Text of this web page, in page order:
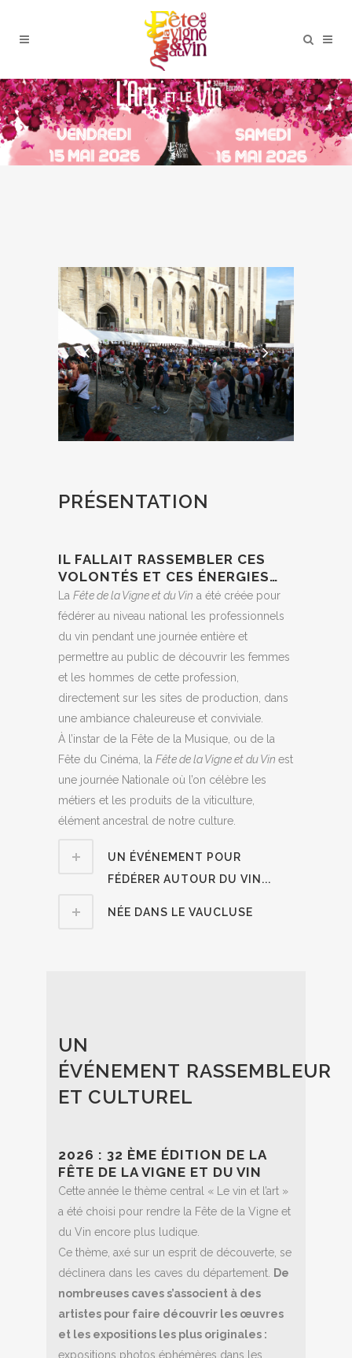
PRÉSENTATION
IL FALLAIT RASSEMBLER CES
VOLONTÉS ET CES ÉNERGIES…
La Fête de la Vigne et du Vin a été créée pour
fédérer au niveau national les professionnels
du vin pendant une journée entière et
permettre au public de découvrir les femmes
et les hommes de cette profession,
directement sur les sites de production, dans
une ambiance chaleureuse et conviviale.
À l’instar de la Fête de la Musique, ou de la
Fête du Cinéma, la Fête de la Vigne et du Vin est
une journée Nationale où l’on célèbre les
métiers et les produits de la viticulture,
élément ancestral de notre culture.
UN ÉVÉNEMENT POUR
FÉDÉRER AUTOUR DU VIN...
NÉE DANS LE VAUCLUSE
UN
ÉVÉNEMENT RASSEMBLEUR
ET CULTUREL
2026 : 32 ÈME ÉDITION DE LA
FÊTE DE LA VIGNE ET DU VIN
Cette année le thème central « Le vin et l’art »
a été choisi pour rendre la Fête de la Vigne et
du Vin encore plus ludique.
Ce thème, axé sur un esprit de découverte, se
déclinera dans les caves du département.
De
nombreuses caves s’associent à des
artistes pour faire découvrir les œuvres
et les expositions les plus originales :
expositions photos éphémères dans les